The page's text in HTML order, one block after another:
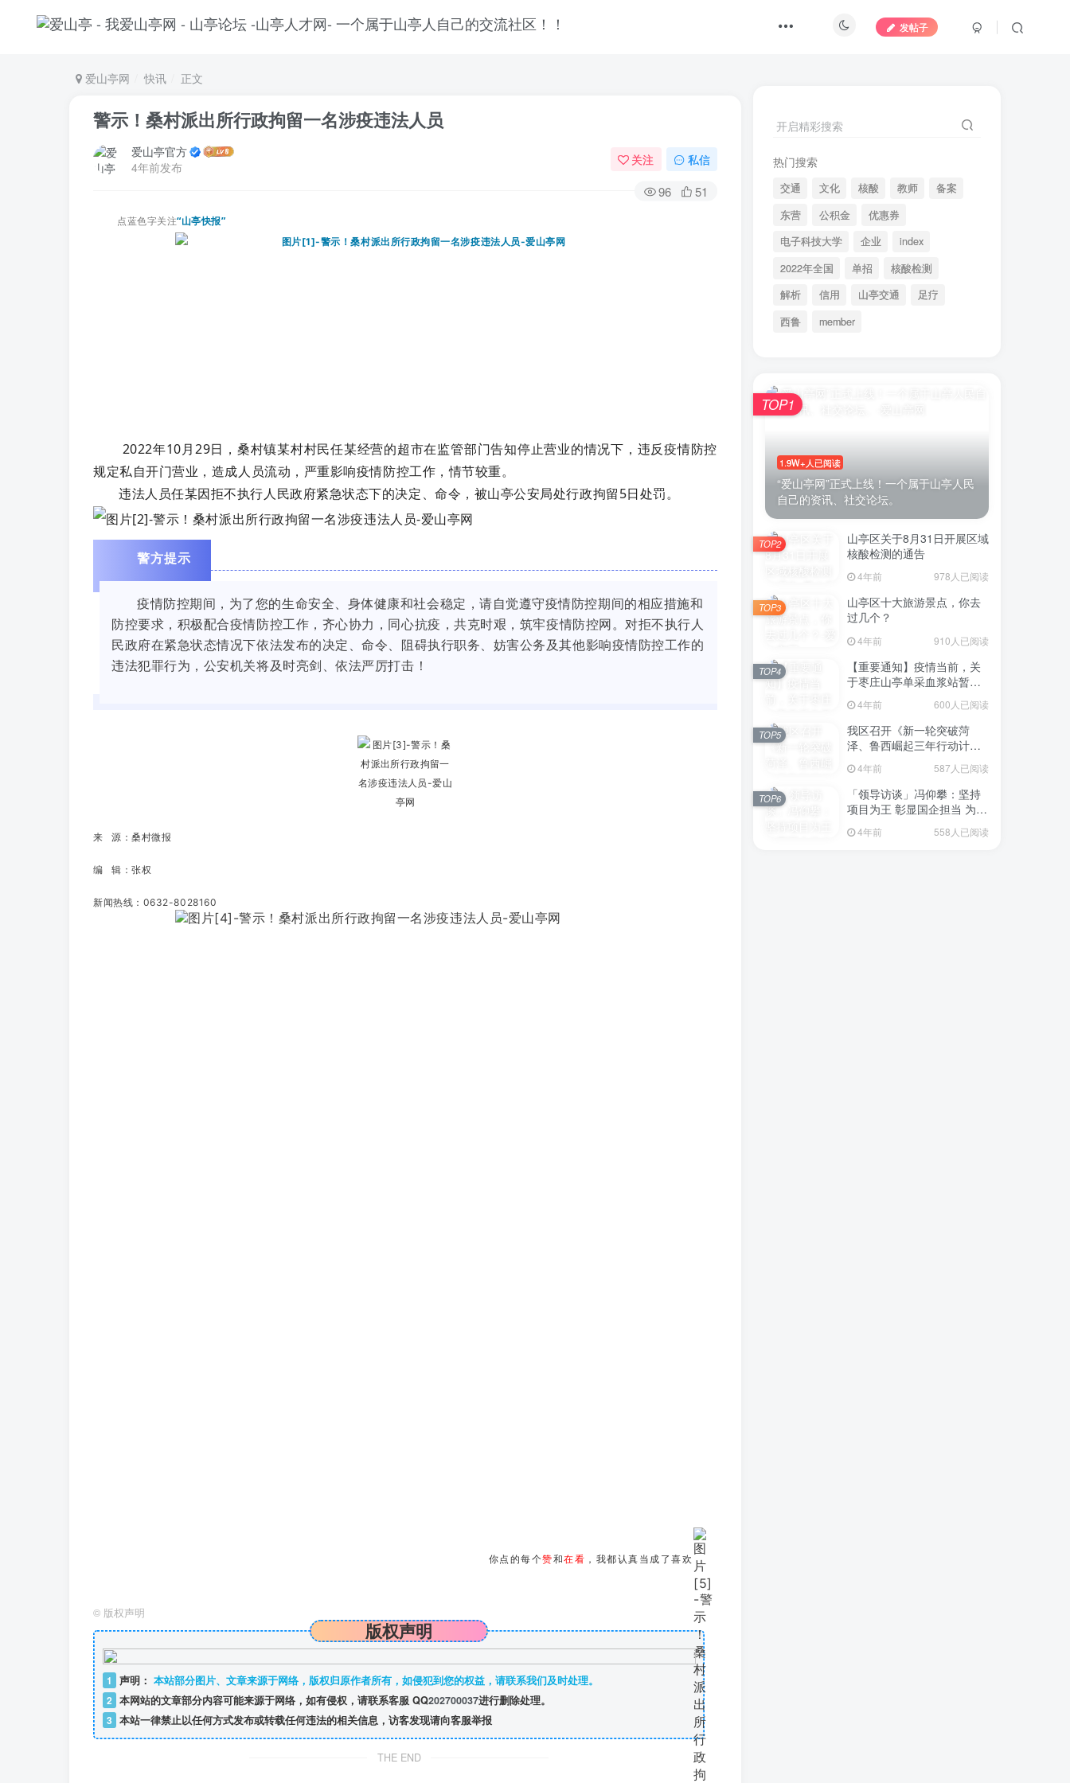
发帖子
爱山亭网 快讯 正文
警示！桑村派出所行政拘留一名涉疫违法人员
爱山亭官方
4年前发布
关注 私信
96 51
点蓝色字关注“山亭快报”
2022年10月29日，桑村镇某村村民任某经营的超市在监管部门告知停止营业的情况下，违反疫情防控
规定私自开门营业，造成人员流动，严重影响疫情防控工作，情节较重。
违法人员任某因拒不执行人民政府紧急状态下的决定、命令，被山亭公安局处行政拘留5日处罚。
警方提示
疫情防控期间，为了您的生命安全、身体健康和社会稳定，请自觉遵守疫情防控期间的相应措施和
防控要求，积极配合疫情防控工作，齐心协力 ，同心抗疫，共克时艰，筑牢疫情防控网。对拒不执行人
民政府在紧急状态情况下依法发布的决定、命令、阻碍执行职务、妨害公务及其他影响疫情防控工作的
违法犯罪行为，公安机关将及时亮剑、依法严厉打击！
来 源：桑村微报
编 辑：张权
新闻热线：0632-8028160
你点的每个赞和在看 ，我都认真当成了喜欢
© 版权声明
版权声明
1 声明： 本站部分图片、文章来源于网络，版权归原作者所有，如侵犯到您的权益，请联系我们及时处理。
2 本网站的文章部分内容可能来源于网络，如有侵权，请联系客服 QQ202700037进行删除处理。
3 本站一律禁止以任何方式发布或转载任何违法的相关信息，访客发现请向客服举报
THE END
开启精彩搜索
热门搜索
交通 文化 核酸 教师
备案
东营
公积金
优惠券
电子科技大学
企业
index
2022年全国
单招
核酸检测
解析
信用 山亭交通
足疗
西鲁
member
1.9W+人已阅读
“爱山亭网”正式上线！一个属于山亭人民
自己的资讯、社交论坛。
TOP1
山亭区关于8月31日开展区域
核酸检测的通告
4年前 978人已阅读
TOP2
山亭区十大旅游景点，你去
过几个？
4年前 910人已阅读
TOP3
【重要通知】疫情当前，关
于枣庄山亭单采血浆站暂停
4年前 600人已阅读
TOP4
我区召开《新一轮突破菏
泽、鲁西崛起三年行动计划
意见稿）政策分析研判会议
4年前 587人已阅读
TOP5
「领导访谈」冯仰攀：坚持
项目为王 彰显国企担当 为全
点项目建设贡献“交发力量”
4年前 558人已阅读
TOP6
社交账号登录
微信登录